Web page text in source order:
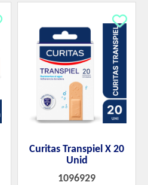
Curitas Transpiel X 20
Unid
1096929